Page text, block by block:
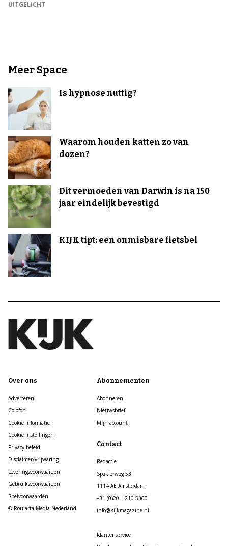
UITGELICHT
Meer Space
Is hypnose nuttig?
Waarom houden katten zo van
dozen?
Dit vermoeden van Darwin is na 150
jaar eindelijk bevestigd
KIJK tipt: een onmisbare fietsbel
Over ons
Adverteren
Colofon
Cookie informatie
Cookie Instellingen
Privacy beleid
Disclaimer/vrijwaring
Leveringsvoorwaarden
Gebruiksvoorwaarden
Spelvoorwaarden
© Roularta Media Nederland
Abonnementen
Abonneren
Nieuwsbrief
Mijn account
Contact
Redactie
Spaklerweg 53
1114 AE Amsterdam
+31 (0)20 – 210 5300
info@kijkmagazine.nl
Klantenservice